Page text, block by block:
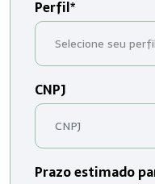
Perfil*
CNPJ
Prazo estimado